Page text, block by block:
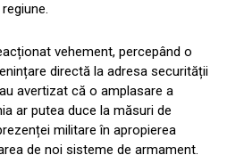
vehement, percepând o
directă la adresa securității
avertizat că o amplasare a
ar putea duce la măsuri de
militare în apropierea
de noi sisteme de armament.